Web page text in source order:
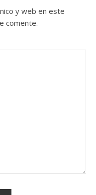
y web en este
comente.